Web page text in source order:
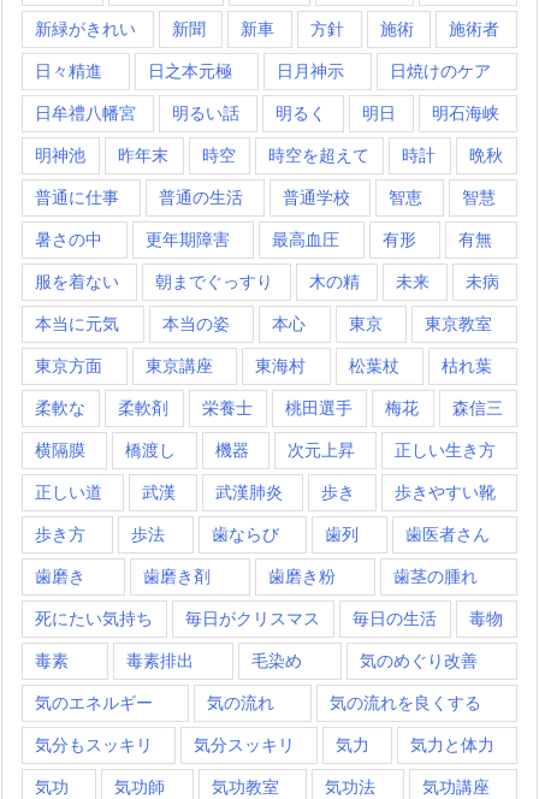
新緑がきれい 新聞 新車 方針 施術 施術者
日々精進 日之本元極 日月神示 日焼けのケア
日牟禮八幡宮 明るい話 明るく 明日 明石海峡
明神池 昨年末 時空 時空を超えて 時計 晩秋
普通に仕事 普通の生活 普通学校 智恵 智慧
暑さの中 更年期障害 最高血圧 有形 有無
服を着ない 朝までぐっすり 木の精 未来 未病
本当に元気 本当の姿 本心 東京 東京教室
東京方面 東京講座 東海村 松葉杖 枯れ葉
柔軟な 柔軟剤 栄養士 桃田選手 梅花 森信三
横隔膜 橋渡し 機器 次元上昇 正しい生き方
正しい道 武漢 武漢肺炎 歩き 歩きやすい靴
歩き方 歩法 歯ならび 歯列 歯医者さん
歯磨き 歯磨き剤 歯磨き粉 歯茎の腫れ
死にたい気持ち 毎日がクリスマス 毎日の生活 毒物
毒素 毒素排出 毛染め 気のめぐり改善
気のエネルギー 気の流れ 気の流れを良くする
気分もスッキリ 気分スッキリ 気力 気力と体力
気功 気功師 気功教室 気功法 気功講座